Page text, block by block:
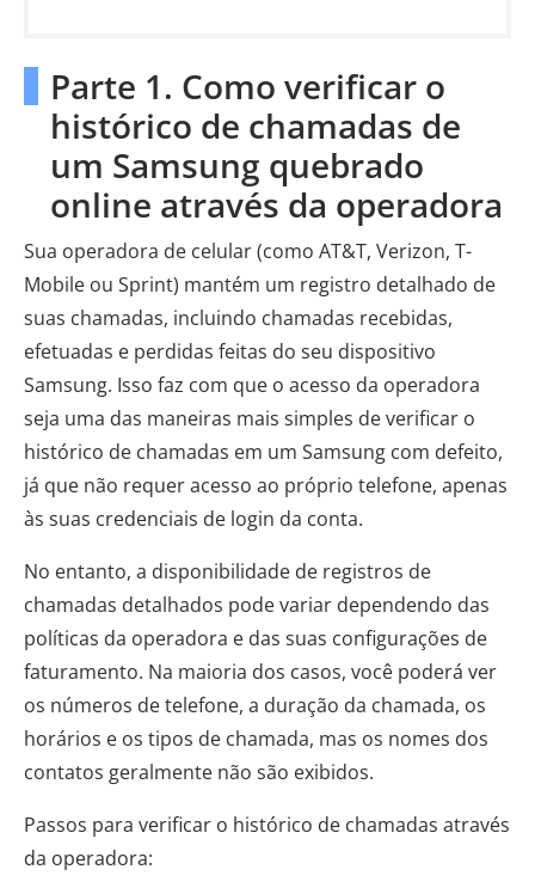
Parte 1. Como verificar o
histórico de chamadas de
um Samsung quebrado
online através da operadora
Sua operadora de celular (como AT&T, Verizon, T-
Mobile ou Sprint) mantém um registro detalhado de
suas chamadas, incluindo chamadas recebidas,
efetuadas e perdidas feitas do seu dispositivo
Samsung. Isso faz com que o acesso da operadora
seja uma das maneiras mais simples de verificar o
histórico de chamadas em um Samsung com defeito,
já que não requer acesso ao próprio telefone, apenas
às suas credenciais de login da conta.
No entanto, a disponibilidade de registros de
chamadas detalhados pode variar dependendo das
políticas da operadora e das suas configurações de
faturamento. Na maioria dos casos, você poderá ver
os números de telefone, a duração da chamada, os
horários e os tipos de chamada, mas os nomes dos
contatos geralmente não são exibidos.
Passos para verificar o histórico de chamadas através
da operadora: